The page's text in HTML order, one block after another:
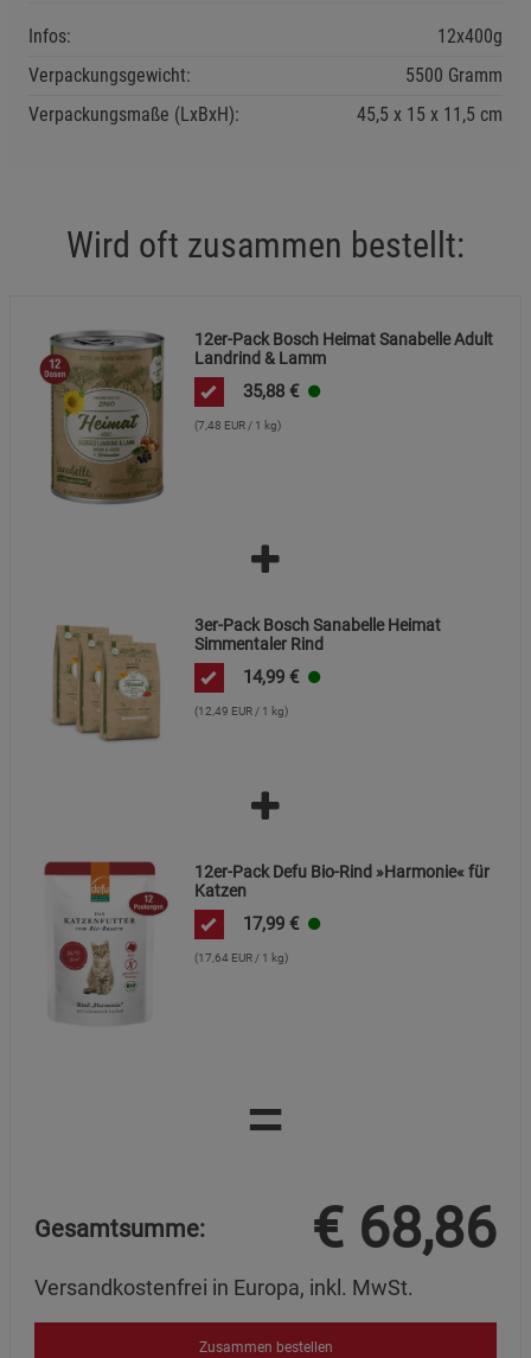
Infos:
12x400g
Verpackungsgewicht:
5500 Gramm
Verpackungsmaße (LxBxH):
45,5 15 11,5 cm
Wird oft zusammen bestellt:
12er-Pack Bosch Heimat Sanabelle Adult
Landrind & Lamm
35,88 €
(7,48 EUR / 1 kg)
3er-Pack Bosch Sanabelle Heimat
Simmentaler Rind
14,99 €
(12,49 EUR / 1 kg)
12er-Pack Defu Bio-Rind »Harmonie« für
Katzen
17,99 €
(17,64 EUR / 1 kg)
=
Gesamtsumme: € 68,86
Versandkostenfrei in Europa, inkl. MwSt.
Zusammen bestellen